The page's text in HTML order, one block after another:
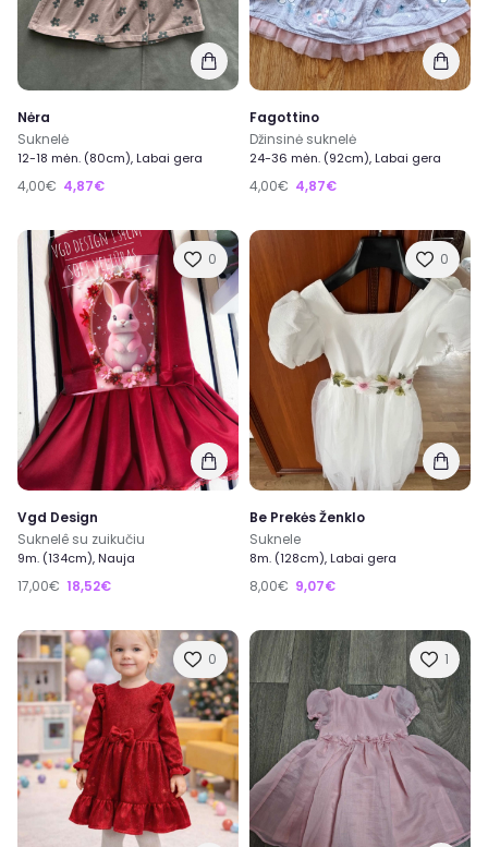
Nėra
Suknelė
12-18 mėn. (80cm), Labai gera
4,00€ 4,87€
Fagottino
Džinsinė suknelė
24-36 mėn. (92cm), Labai gera
4,00€ 4,87€
0
Vgd Design
Suknelê su zuikučiu
9m. (134cm), Nauja
17,00€ 18,52€
0
Be Prekės Ženklo
Suknele
8m. (128cm), Labai gera
8,00€ 9,07€
0 1